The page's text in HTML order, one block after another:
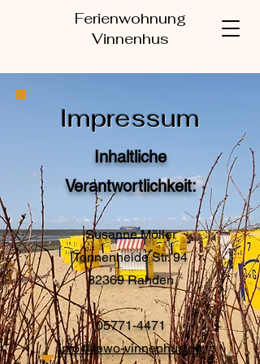
Ferienwohnung
Vinnenhus
Impressum
Inhaltliche
Verantwortlichkeit:
Susanne Möller
Tonnenheide Str. 94
32369 Rahden
05771-4471
info@fewo-vinnenhus.de